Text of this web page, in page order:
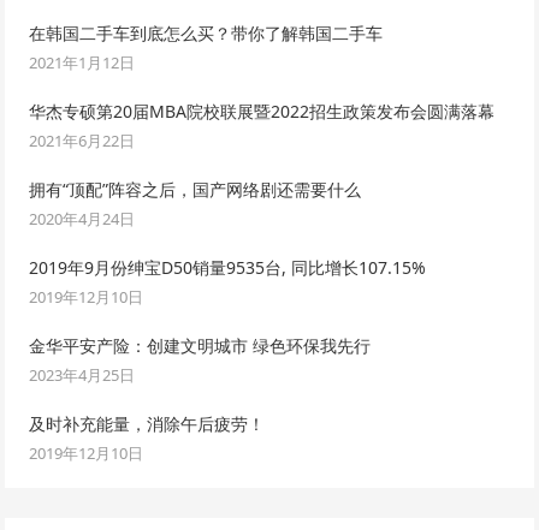
在韩国二手车到底怎么买？带你了解韩国二手车
2021年1月12日
华杰专硕第20届MBA院校联展暨2022招生政策发布会圆满落幕
2021年6月22日
拥有“顶配”阵容之后，国产网络剧还需要什么
2020年4月24日
2019年9月份绅宝D50销量9535台, 同比增长107.15%
2019年12月10日
金华平安产险：创建文明城市 绿色环保我先行
2023年4月25日
及时补充能量，消除午后疲劳！
2019年12月10日